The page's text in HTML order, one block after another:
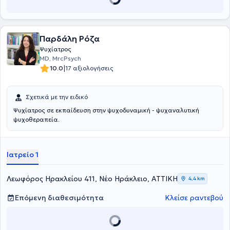
Παρδάλη Ρόζα
Ψυχίατρος
MD, MrcPsych
10.0|17 αξιολογήσεις
Σχετικά με την ειδικό
Ψυχίατρος σε εκπαίδευση στην ψυχοδυναμική - ψυχαναλυτική
ψυχοθεραπεία.
Ιατρείο 1
Λεωφόρος Ηρακλείου 411, Νέο Ηράκλειο, ΑΤΤΙΚΗ 4,4 km
Επόμενη διαθεσιμότητα Κλείσε ραντεβού